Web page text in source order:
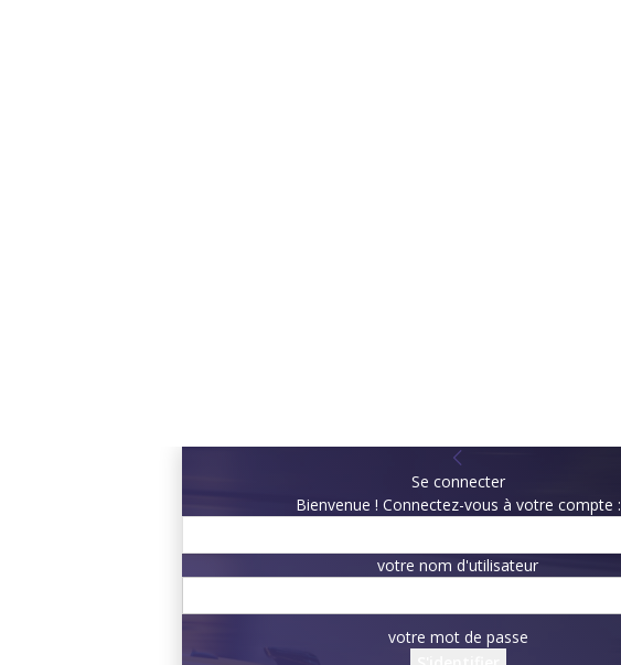
Se connecter
Bienvenue ! Connectez-vous à votre compte :
votre nom d'utilisateur
votre mot de passe